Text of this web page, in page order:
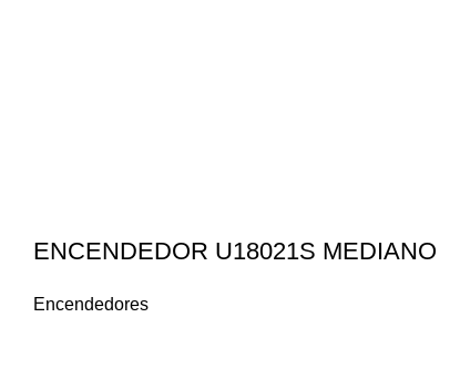
ENCENDEDOR U18021S MEDIANO
Encendedores